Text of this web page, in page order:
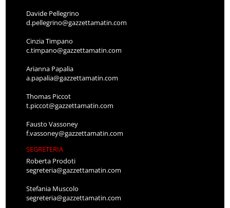
Davide Pellegrino
d.pellegrino@gazzettamatin.com
Cinzia Timpano
c.timpano@gazzettamatin.com
Arianna Papalia
a.papalia@gazzettamatin.com
Thomas Piccot
t.piccot@gazzettamatin.com
Fausto Vassoney
f.vassoney@gazzettamatin.com
SEGRETERIA
Roberta Prodoti
segreteria@gazzettamatin.com
Stefania Muscolo
segreteria@gazzettamatin.com